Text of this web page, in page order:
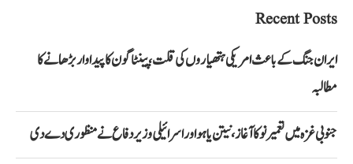
Recent Posts
ایران جنگ کے باعث امریکی ہتھیاروں کی قلت، پینٹاگون کا پیداوار بڑھانے کا
مطالبہ
جنوبی غزہ میں تعمیر نو کا آغاز، نیتن یاہو اور اسرائیلی وزیر دفاع نے منظوری دے دی